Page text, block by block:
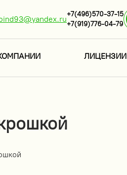
+7(496)570-37-15
+7(919)776-04-79
ЛИЦЕНЗИИ